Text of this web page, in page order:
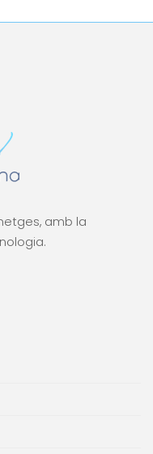
amb la